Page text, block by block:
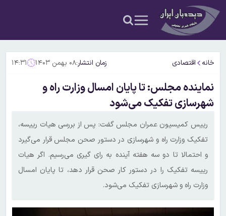
خانه اقتصادی زمان انتشار:۰۸ بهمن ۱۴۰۳ ۱۴:۳۱
نماینده مجلس: تا پایان امسال وزارت راه و
شهرسازی تفکیک می‌شود
رییس کمیسیون عمران مجلس گفت: پس از بررسی هیات رییسه،
تفکیک وزارت راه و شهرسازی در دستور صحن مجلس قرار می‌گیرد
و احتمالا تا دو سه هفته آینده به رای گیری می‌رسیم. اگر هیات
رییسه تفکیک را در دستور کار صحن قرار دهد، تا پایان امسال
وزارت راه و شهرسازی تفکیک می‌شود.